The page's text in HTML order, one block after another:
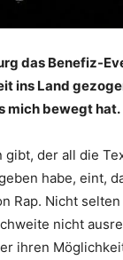
das Benefiz-
ins Land
mich bewegt hat.
gibt, der all die
habe, eint,
Rap. Nicht
nicht
ihren